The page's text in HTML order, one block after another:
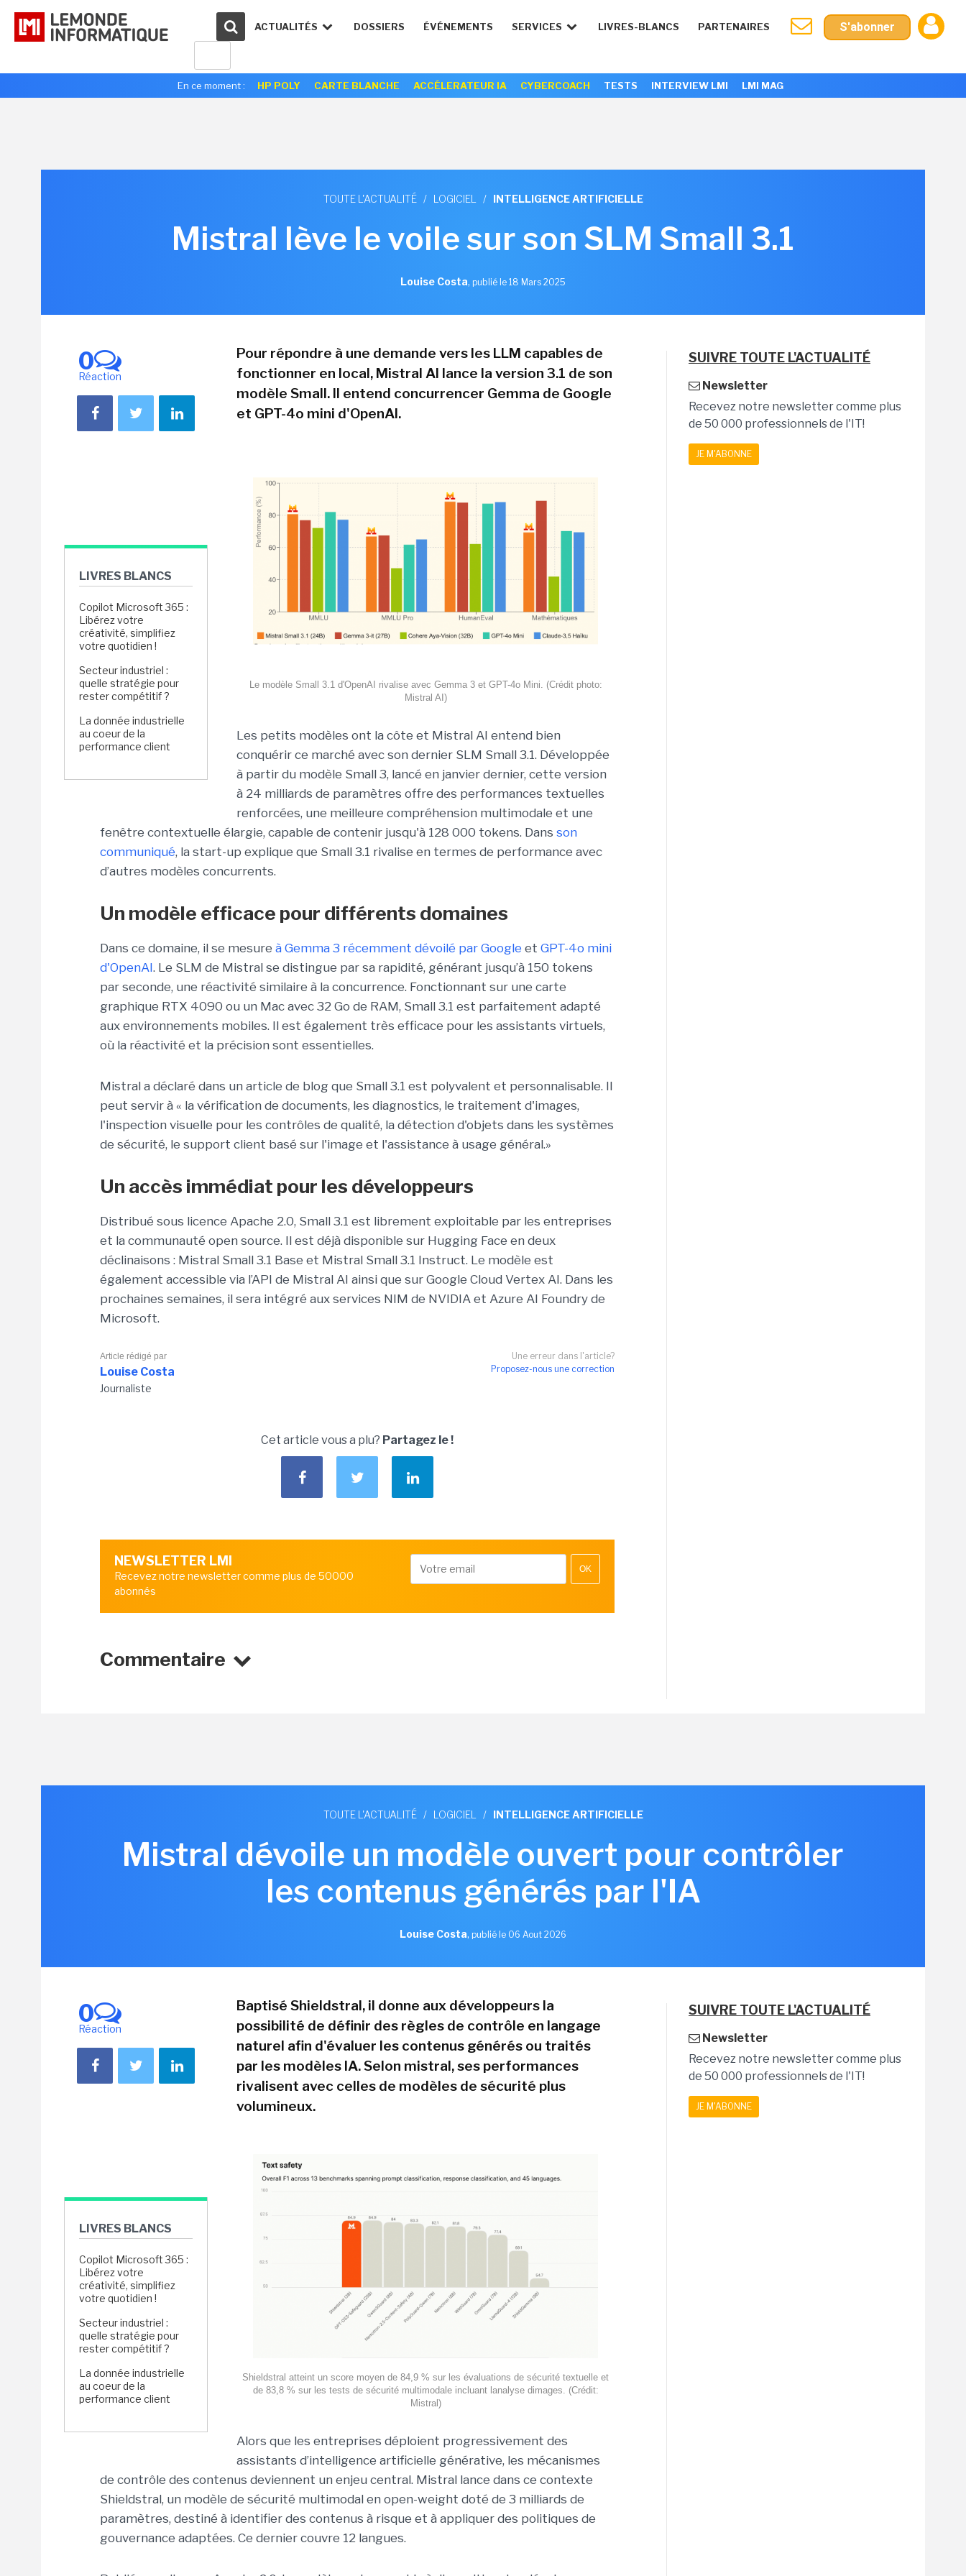
ACTUALITÉS DOSSIERS ÉVÉNEMENTS SERVICES LIVRES-BLANCS PARTENAIRES S'abonner
En ce moment : HP POLY CARTE BLANCHE ACCÉLERATEUR IA CYBERCOACH TESTS INTERVIEW LMI LMI MAG
TOUTE L'ACTUALITÉ / LOGICIEL / INTELLIGENCE ARTIFICIELLE
Mistral lève le voile sur son SLM Small 3.1
Louise Costa, publié le 18 Mars 2025
0
Réaction
LIVRES BLANCS
Copilot Microsoft 365 :
Libérez votre
créativité, simplifiez
votre quotidien !
Secteur industriel :
quelle stratégie pour
rester compétitif ?
La donnée industrielle
au coeur de la
performance client
Pour répondre à une demande vers les LLM capables de
fonctionner en local, Mistral AI lance la version 3.1 de son
modèle Small. Il entend concurrencer Gemma de Google
et GPT-4o mini d'OpenAI.
Le modèle Small 3.1 d'OpenAI rivalise avec Gemma 3 et GPT-4o Mini. (Crédit photo:
Mistral AI)
Les petits modèles ont la côte et Mistral AI entend bien
conquérir ce marché avec son dernier SLM Small 3.1. Développée
à partir du modèle Small 3, lancé en janvier dernier, cette version
à 24 milliards de paramètres offre des performances textuelles
renforcées, une meilleure compréhension multimodale et une
fenêtre contextuelle élargie, capable de contenir jusqu'à 128 000 tokens. Dans son
communiqué, la start-up explique que Small 3.1 rivalise en termes de performance avec
d’autres modèles concurrents.
Un modèle efficace pour différents domaines
Dans ce domaine, il se mesure à Gemma 3 récemment dévoilé par Google et GPT-4o mini
d'OpenAI. Le SLM de Mistral se distingue par sa rapidité, générant jusqu’à 150 tokens
par seconde, une réactivité similaire à la concurrence. Fonctionnant sur une carte
graphique RTX 4090 ou un Mac avec 32 Go de RAM, Small 3.1 est parfaitement adapté
aux environnements mobiles. Il est également très efficace pour les assistants virtuels,
où la réactivité et la précision sont essentielles.
Mistral a déclaré dans un article de blog que Small 3.1 est polyvalent et personnalisable. Il
peut servir à « la vérification de documents, les diagnostics, le traitement d'images,
l'inspection visuelle pour les contrôles de qualité, la détection d'objets dans les systèmes
de sécurité, le support client basé sur l'image et l'assistance à usage général.»
Un accès immédiat pour les développeurs
Distribué sous licence Apache 2.0, Small 3.1 est librement exploitable par les entreprises
et la communauté open source. Il est déjà disponible sur Hugging Face en deux
déclinaisons : Mistral Small 3.1 Base et Mistral Small 3.1 Instruct. Le modèle est
également accessible via l’API de Mistral AI ainsi que sur Google Cloud Vertex AI. Dans les
prochaines semaines, il sera intégré aux services NIM de NVIDIA et Azure AI Foundry de
Microsoft.
Une erreur dans l'article?
Proposez-nous une correction
Article rédigé par
Louise Costa
Journaliste
Cet article vous a plu? Partagez le !
NEWSLETTER LMI
Recevez notre newsletter comme plus de 50000
abonnés
OK
Commentaire
SUIVRE TOUTE L'ACTUALITÉ
Newsletter
Recevez notre newsletter comme plus
de 50 000 professionnels de l'IT!
JE M'ABONNE
TOUTE L'ACTUALITÉ / LOGICIEL / INTELLIGENCE ARTIFICIELLE
Mistral dévoile un modèle ouvert pour contrôler
les contenus générés par l'IA
Louise Costa, publié le 06 Aout 2026
0
Réaction
LIVRES BLANCS
Copilot Microsoft 365 :
Libérez votre
créativité, simplifiez
votre quotidien !
Secteur industriel :
quelle stratégie pour
rester compétitif ?
La donnée industrielle
au coeur de la
performance client
Baptisé Shieldstral, il donne aux développeurs la
possibilité de définir des règles de contrôle en langage
naturel afin d'évaluer les contenus générés ou traités
par les modèles IA. Selon mistral, ses performances
rivalisent avec celles de modèles de sécurité plus
volumineux.
Shieldstral atteint un score moyen de 84,9 % sur les évaluations de sécurité textuelle et
de 83,8 % sur les tests de sécurité multimodale incluant lanalyse dimages. (Crédit:
Mistral)
Alors que les entreprises déploient progressivement des
assistants d’intelligence artificielle générative, les mécanismes
de contrôle des contenus deviennent un enjeu central. Mistral lance dans ce contexte
Shieldstral, un modèle de sécurité multimodal en open-weight doté de 3 milliards de
paramètres, destiné à identifier des contenus à risque et à appliquer des politiques de
gouvernance adaptées. Ce dernier couvre 12 langues.
SUIVRE TOUTE L'ACTUALITÉ
Newsletter
Recevez notre newsletter comme plus
de 50 000 professionnels de l'IT!
JE M'ABONNE